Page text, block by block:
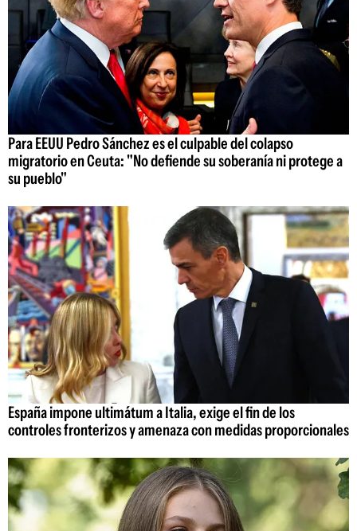
Para EEUU Pedro Sánchez es el culpable del colapso
migratorio en Ceuta: "No defiende su soberanía ni protege a
su pueblo"
España impone ultimátum a Italia, exige el fin de los
controles fronterizos y amenaza con medidas proporcionales